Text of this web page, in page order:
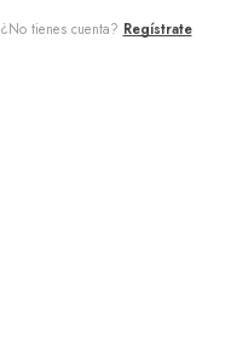
¿No tienes cuenta? Regístrate